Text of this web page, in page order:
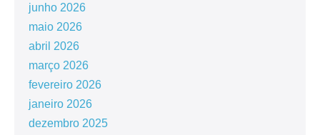
junho 2026
maio 2026
abril 2026
março 2026
fevereiro 2026
janeiro 2026
dezembro 2025